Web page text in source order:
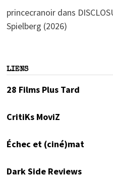
princecranoirdans
Spielberg (2026)
LIENS
28 Films Plus Tard
CritiKs MoviZ
Échec et (ciné)mat
Dark Side Reviews